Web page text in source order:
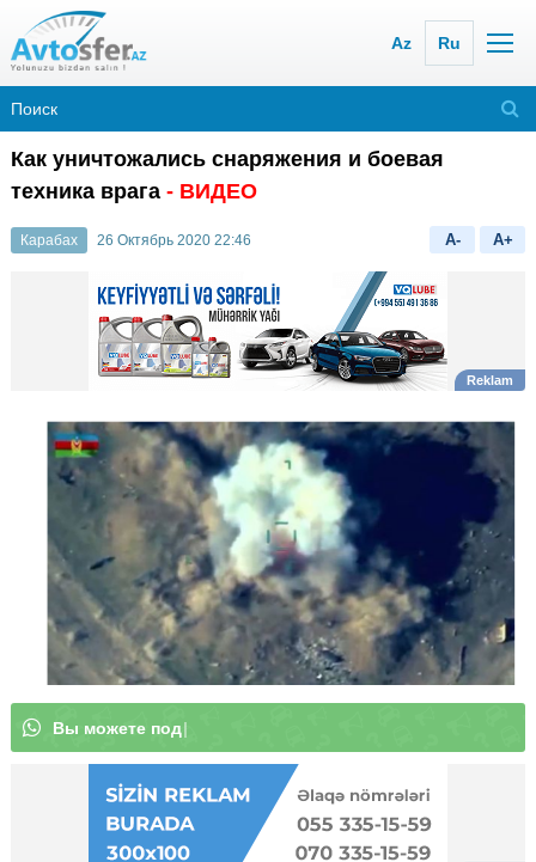
Az Ru
Как уничтожались снаряжения и боевая
техника врага - ВИДЕО
Карабах 26 Октябрь 2020 22:46 A- A+
Вы мо|